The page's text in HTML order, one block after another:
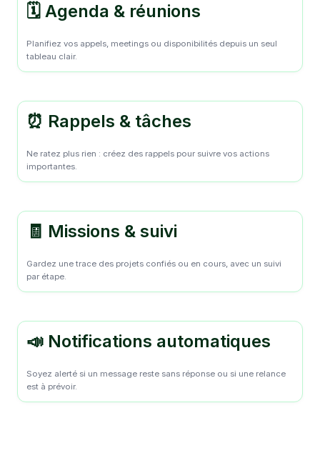
🗓️ Agenda & réunions
Planifiez vos appels, meetings ou disponibilités depuis un seul
tableau clair.
⏰ Rappels & tâches
Ne ratez plus rien : créez des rappels pour suivre vos actions
importantes.
🧾 Missions & suivi
Gardez une trace des projets confiés ou en cours, avec un suivi
par étape.
📣 Notifications automatiques
Soyez alerté si un message reste sans réponse ou si une relance
est à prévoir.